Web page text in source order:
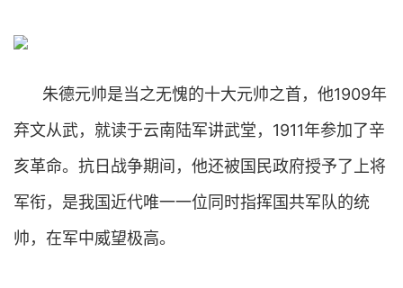
朱德元帅是当之无愧的十大元帅之首，他1909年
弃文从武，就读于云南陆军讲武堂，1911年参加了辛
亥革命。抗日战争期间，他还被国民政府授予了上将
军衔，是我国近代唯一一位同时指挥国共军队的统
帅，在军中威望极高。